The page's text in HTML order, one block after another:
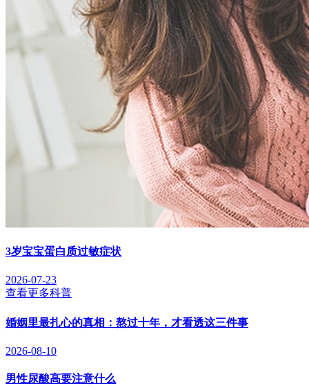
3岁宝宝蛋白质过敏症状
2026-07-23
查看更多科普
婚姻里最扎心的真相：熬过十年，才看透这三件事
2026-08-10
男性尿酸高要注意什么